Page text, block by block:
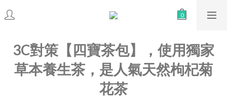
3C對策【四寶茶包】，使用獨家
草本養生茶，是人氣天然枸杞菊
花茶